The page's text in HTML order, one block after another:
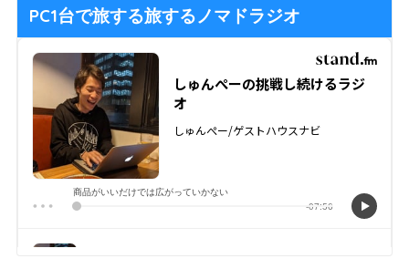
PC1台で旅する旅するノマドラジオ